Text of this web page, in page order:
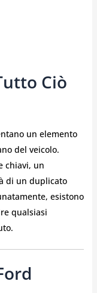
Ciò
un elemento
del veicolo.
chiavi, un
di un duplicato
esistono
qualsiasi